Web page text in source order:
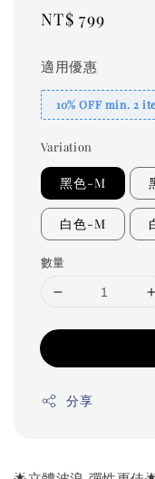
Regular
NT$ 799
適用優惠
10% OFF min. 2
Variation
黑色-M
白色-M
數量
分享